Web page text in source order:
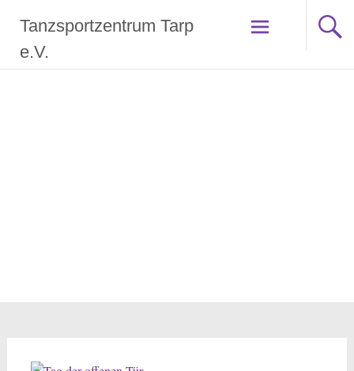
springen
Tanzsportzentrum Tarp
e.V.